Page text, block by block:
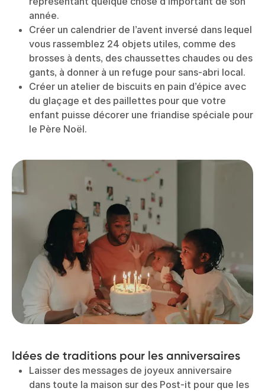
année.
Créer un calendrier de l’avent inversé dans lequel
vous rassemblez 24 objets utiles, comme des
brosses à dents, des chaussettes chaudes ou des
gants, à donner à un refuge pour sans-abri local.
Créer un atelier de biscuits en pain d’épice avec
du glaçage et des paillettes pour que votre
enfant puisse décorer une friandise spéciale pour
le Père Noël.
Idées de traditions pour les anniversaires
Laisser des messages de joyeux anniversaire
dans toute la maison sur des Post-it pour que les